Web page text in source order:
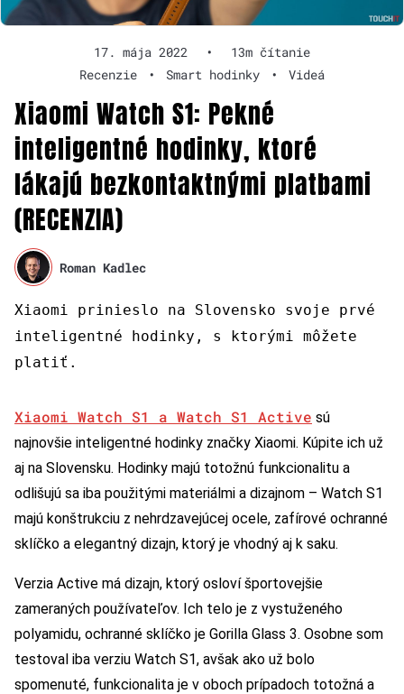
17. mája 2022 •
13m čítanie
Recenzie
• Smart hodinky • Videá
Xiaomi Watch S1: Pekné
inteligentné hodinky, ktoré
lákajú bezkontaktnými platbami
(RECENZIA)
Roman Kadlec
Xiaomi prinieslo na Slovensko svoje prvé
inteligentné hodinky, s ktorými môžete
platiť.
Xiaomi Watch S1 a Watch S1 Active sú
najnovšie inteligentné hodinky značky Xiaomi. Kúpite ich už
aj na Slovensku. Hodinky majú totožnú funkcionalitu a
odlišujú sa iba použitými materiálmi a dizajnom – Watch S1
majú konštrukciu z nehrdzavejúcej ocele, zafírové ochranné
sklíčko a elegantný dizajn, ktorý je vhodný aj k saku.
Verzia Active má dizajn, ktorý osloví športovejšie
zameraných používateľov. Ich telo je z vystuženého
polyamidu, ochranné sklíčko je Gorilla Glass 3. Osobne som
testoval iba verziu Watch S1, avšak ako už bolo
spomenuté, funkcionalita je v oboch prípadoch totožná a